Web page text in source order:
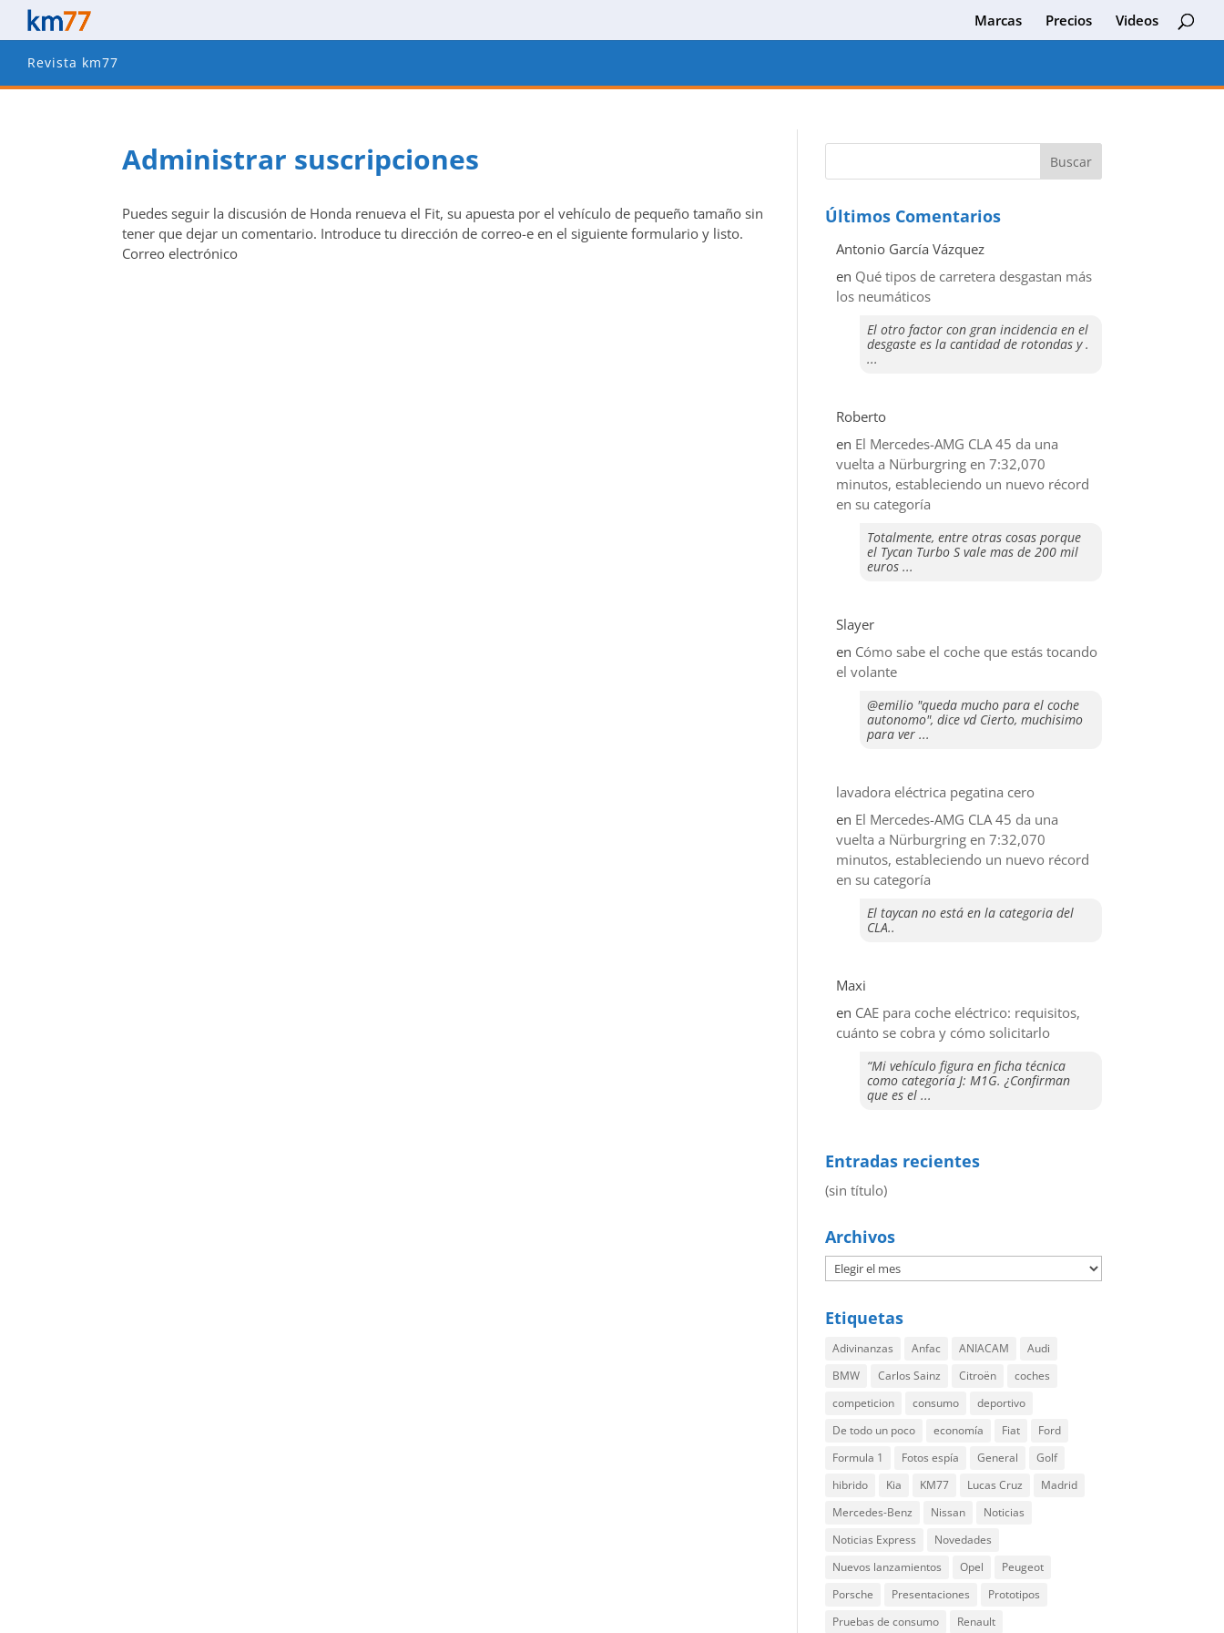
Marcas Precios Videos
Revista km77
Administrar suscripciones
Puedes seguir la discusión de Honda renueva el Fit, su apuesta por el vehículo de pequeño tamaño sin
tener que dejar un comentario. Introduce tu dirección de correo-e en el siguiente formulario y listo.
Correo electrónico
Últimos Comentarios
Antonio García Vázquez
en Qué tipos de carretera desgastan más
los neumáticos
El otro factor con gran incidencia en el
desgaste es la cantidad de rotondas y .
...
Roberto
en El Mercedes-AMG CLA 45 da una
vuelta a Nürburgring en 7:32,070
minutos, estableciendo un nuevo récord
en su categoría
Totalmente, entre otras cosas porque
el Tycan Turbo S vale mas de 200 mil
euros ...
Slayer
en ​Cómo sabe el coche que estás tocando
el volante
@emilio "queda mucho para el coche
autonomo", dice vd Cierto, muchisimo
para ver ...
lavadora eléctrica pegatina cero
en El Mercedes-AMG CLA 45 da una
vuelta a Nürburgring en 7:32,070
minutos, estableciendo un nuevo récord
en su categoría
El taycan no está en la categoria del
CLA..
Maxi
en CAE para coche eléctrico: requisitos,
cuánto se cobra y cómo solicitarlo
“Mi vehículo figura en ficha técnica
como categoría J: M1G. ¿Confirman
que es el ...
Entradas recientes
(sin título)
Archivos
Etiquetas
Adivinanzas Anfac ANIACAM
Audi
BMW
Carlos Sainz Citroën
coches
competicion
consumo
deportivo
De todo un poco
economía Fiat
Ford
Formula 1
Fotos espía General
Golf
hibrido
Kia KM77 Lucas Cruz
Madrid
Mercedes-Benz
Nissan
Noticias
Noticias Express
Novedades
Nuevos lanzamientos
Opel
Peugeot
Porsche
Presentaciones
Prototipos
Pruebas de consumo
Renault